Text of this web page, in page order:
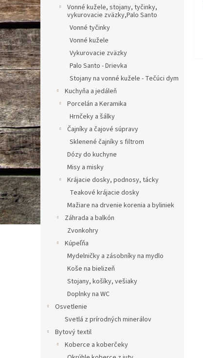
Vonné kužele, stojany, tyčinky,
vykurovacie zväzky,Palo Santo
Vonné tyčinky
Vonné kužele
Vykurovacie zväzky
Palo Santo - Drievka
Stojany na vonné kužele - Tečúci dym
Kuchyňa a jedáleň
Porcelán a Keramika
Hrnčeky a šálky
Čajníky a čajové súpravy
Sklenené čajníky s filtrom
Dózy do kuchyne
Misy a misky
Krájacie dosky, podnosy, tácky
Teakové krájacie dosky
Mažiare na drvenie korenia a byliniek
Záhrada a balkón
Zvonkohry
Kúpeľňa
Mydelničky a zásobníky na mydlo
Koše na bielizeň
Stojany, košíky, vešiaky
Doplnky na WC
Osvetlenie
Svetlá z prírodných minerálov
Bytový textil
Koberce a koberčeky